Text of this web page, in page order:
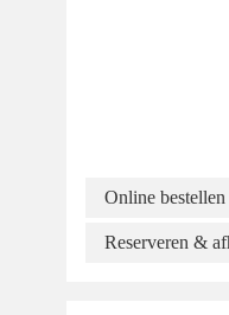
Online bestellen
Reserveren &